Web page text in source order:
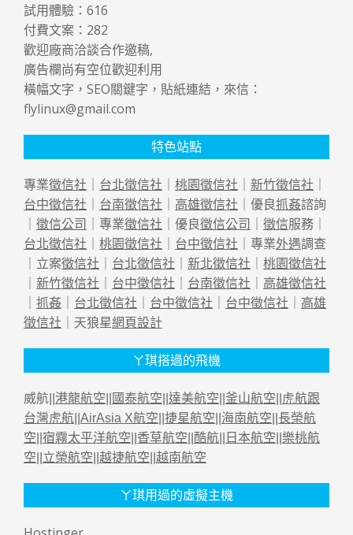
試用體驗： 616
付費文案： 282
歡迎廠商洽談合作邀稿,
廣告欄尚有空位歡迎利用
橫幅文字，SEO關鍵字，貼紙連結，來信：
flylinux@gmail.com
特色站點
專業徵信社 ｜ 台北徵信社 ｜ 桃園徵信社 ｜ 新竹徵信社 ｜
台中徵信社 ｜ 台南徵信社 ｜ 高雄徵信社 ｜優良抓姦諮詢
｜ 徵信公司 ｜專業徵信社 ｜優良徵信公司 ｜ 徵信服務｜
台北徵信社 ｜ 桃園徵信社 ｜ 台中徵信社 ｜專業外遇調查
｜立案徵信社 ｜ 台北徵信社 ｜ 新北徵信社 ｜ 桃園徵信社
｜ 新竹徵信社 ｜ 台中徵信社 ｜ 台南徵信社 ｜ 高雄徵信社
｜ 抓姦 ｜ 台北徵信社 ｜ 台中徵信社 ｜ 台中徵信社 ｜ 高雄
徵信社 ｜天狼星網頁設計
ㄚ琪搭過的飛機
威航|| 港龍航空 國泰航空 達美航空 釜山航空
虎航跟
台灣虎航 AirAsia X航空 捷星航空 海南航空 長榮航
空 宿霧太平洋航空 香草航空 酷航 日本航空 樂桃航
空 立榮航空 越捷航空 越南航空
ㄚ琪用過的虛擬主機